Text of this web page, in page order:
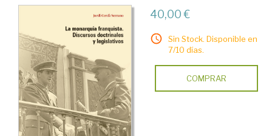
40,00 €
Sin Stock. Disponible en
7/10 días.
COMPRAR